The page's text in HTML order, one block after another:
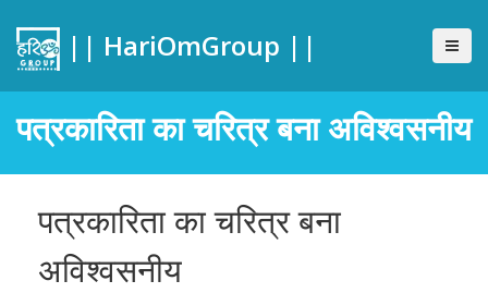
|| HariOmGroup ||
पत्रकारिता का चरित्र बना अविश्वसनीय
पत्रकारिता का चरित्र बना
अविश्वसनीय